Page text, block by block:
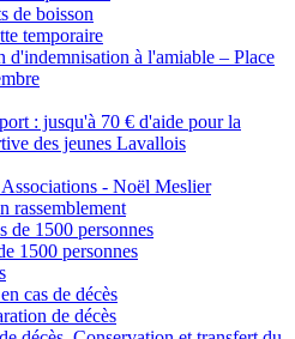
de boisson
temporaire
d'indemnisation à l'amiable – Place
: jusqu'à 70 € d'aide pour la
des jeunes Lavallois
- Noël Meslier
rassemblement
de 1500 personnes
1500 personnes
cas de décès
de décès